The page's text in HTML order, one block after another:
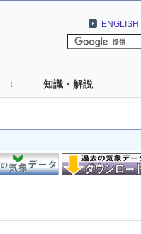
ENGLISH
知識・解説